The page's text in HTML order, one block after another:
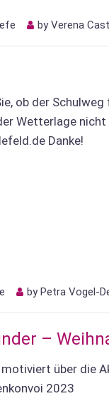
byVerena
ob der
Wetterlage
Danke!
byPetra Vogel-
–
über die
2023